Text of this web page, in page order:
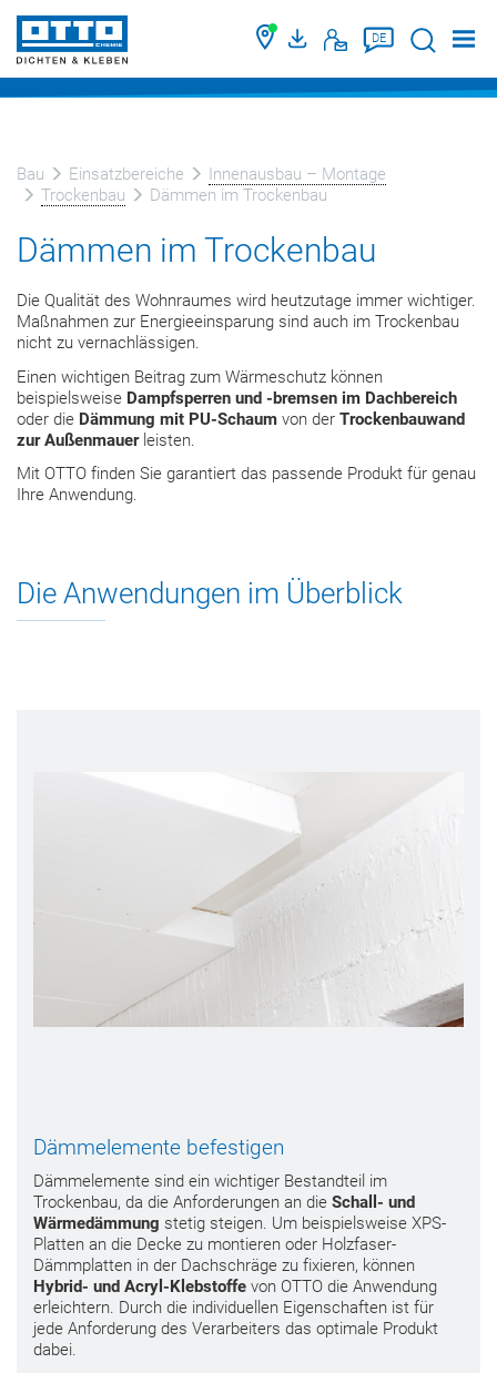
DE Suche
Bau Einsatzbereiche
Innenausbau – Montage
Trockenbau
Dämmen im Trockenbau
Dämmen im Trockenbau
Die Qualität des Wohnraumes wird heutzutage immer wichtiger.
Maßnahmen zur Energieeinsparung sind auch im Trockenbau
nicht zu vernachlässigen.
Einen wichtigen Beitrag zum Wärmeschutz können
beispielsweise Dampfsperren und -bremsen im Dachbereich
oder die Dämmung mit PU-Schaum von der Trockenbauwand
zur Außenmauer leisten.
Mit OTTO finden Sie garantiert das passende Produkt für genau
Ihre Anwendung.
Die Anwendungen im Überblick
Dämmelemente befestigen
Dämmelemente sind ein wichtiger Bestandteil im
Trockenbau, da die Anforderungen an die Schall- und
Wärmedämmung stetig steigen. Um beispielsweise XPS-
Platten an die Decke zu montieren oder Holzfaser-
Dämmplatten in der Dachschräge zu fixieren, können
Hybrid- und Acryl-Klebstoffe von OTTO die Anwendung
erleichtern. Durch die individuellen Eigenschaften ist für
jede Anforderung des Verarbeiters das optimale Produkt
dabei.